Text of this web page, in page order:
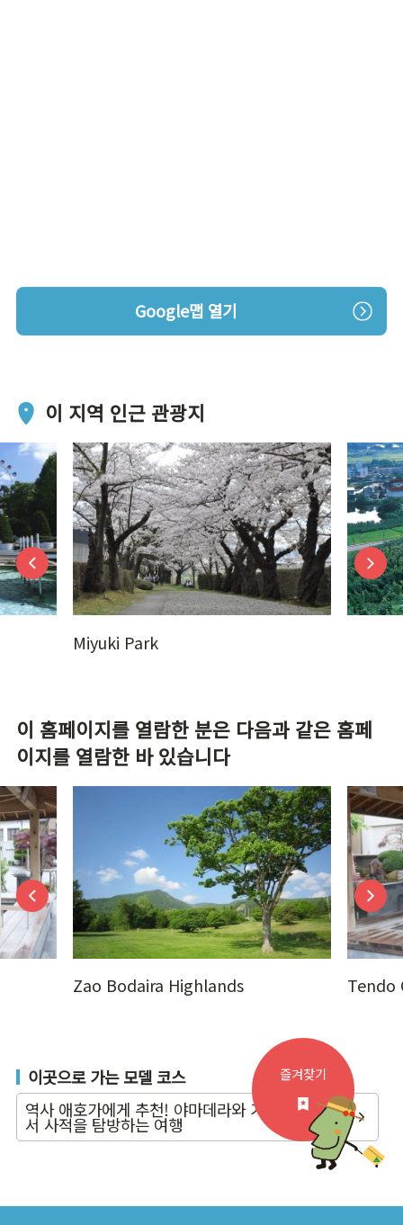
Google맵 열기
이 지역 인근 관광지
Miyuki Park
이 홈페이지를 열람한 분은 다음과 같은 홈페
이지를 열람한 바 있습니다
Zao Bodaira Highlands Tendo
이곳으로 가는 모델 코스
역사 애호가에게 추천! 야마데라와 가미노야마에
서 사적을 탐방하는 여행
즐겨찾기